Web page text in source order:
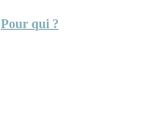
Pour qui ?